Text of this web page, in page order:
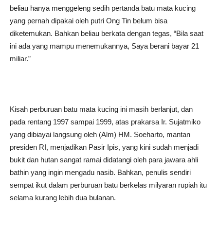
beliau hanya menggeleng sedih pertanda batu mata kucing
yang pernah dipakai oleh putri Ong Tin belum bisa
diketemukan. Bahkan beliau berkata dengan tegas, “Bila saat
ini ada yang mampu menemukannya, Saya berani bayar 21
miliar.”
Kisah perburuan batu mata kucing ini masih berlanjut, dan
pada rentang 1997 sampai 1999, atas prakarsa Ir. Sujatmiko
yang dibiayai langsung oleh (Alm) HM. Soeharto, mantan
presiden RI, menjadikan Pasir Ipis, yang kini sudah menjadi
bukit dan hutan sangat ramai didatangi oleh para jawara ahli
bathin yang ingin mengadu nasib. Bahkan, penulis sendiri
sempat ikut dalam perburuan batu berkelas milyaran rupiah itu
selama kurang lebih dua bulanan.